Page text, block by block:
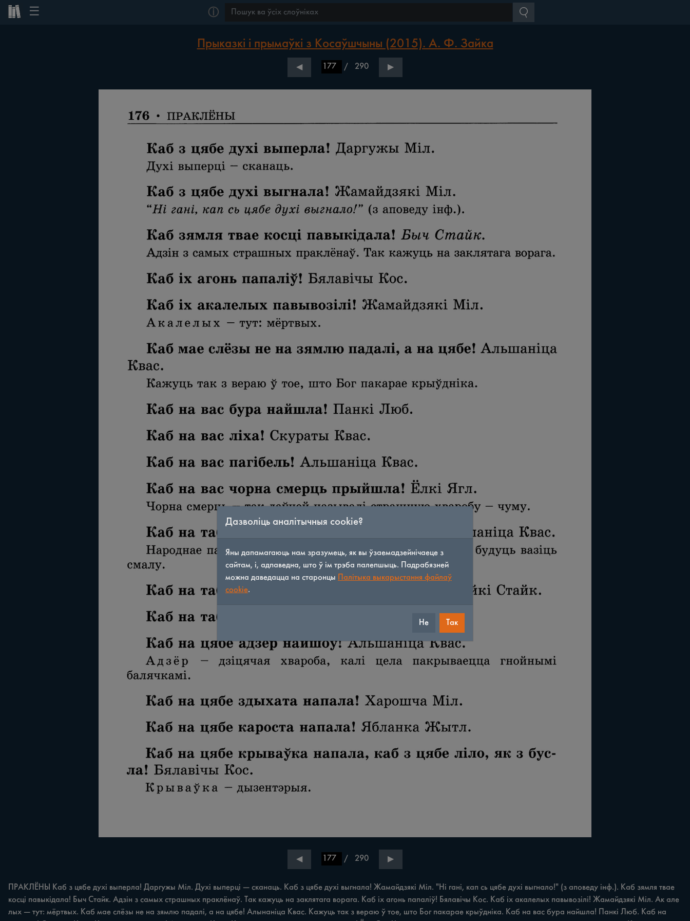
☰ ⓘ
Прыказкі і прымаўкі з Косаўшчыны (2015). А. Ф. Зайка
◀ / 290 ▶
◀ / 290 ▶
ПРАКЛЁНЫ Каб з цябе духі выперла! Даргужы Міл. Духі выперці — сканаць. Каб з цябе духі выгнала! Жамайдзякі Міл. "Hi гані, кап сь цябе духі выгнало!" (з аповеду інф.). Каб зямля твае
косці павыкідала! Быч Стайк. Адзін з самых страшных праклёнаў. Так кажуць на заклятага ворага. Каб іх агонь папаліў! Бялавічы Кос. Каб іх акалелых павывозілі! Жамайдзякі Міл. Ак але
лых — тут: мёртвых. Каб мае слёзы не на зямлю падалі, а на цябе! Алынаніца Квас. Кажуць так з вераю ў тое, што Бог пакарае крыўдніка. Каб на вас бура найшла! Панкі Люб. Каб на
Дазволіць аналітычныя cookie?
Яны дапамагаюць нам зразумець, як вы ўзаемадзейнічаеце з
сайтам, і, адпаведна, што ў ім трэба палепшыць. Падрабязней
можна даведацца на старонцы Палітыка выкарыстання файлаў
cookie.
Не Так